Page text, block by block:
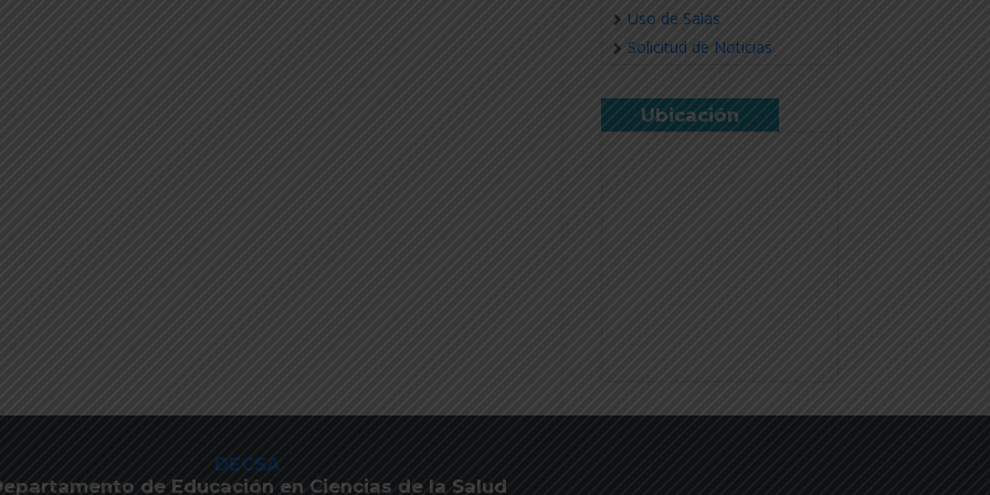
Uso de Salas
Solicitud de Noticias
Ubicación
DECSA
de Educación en Ciencias de la Salud